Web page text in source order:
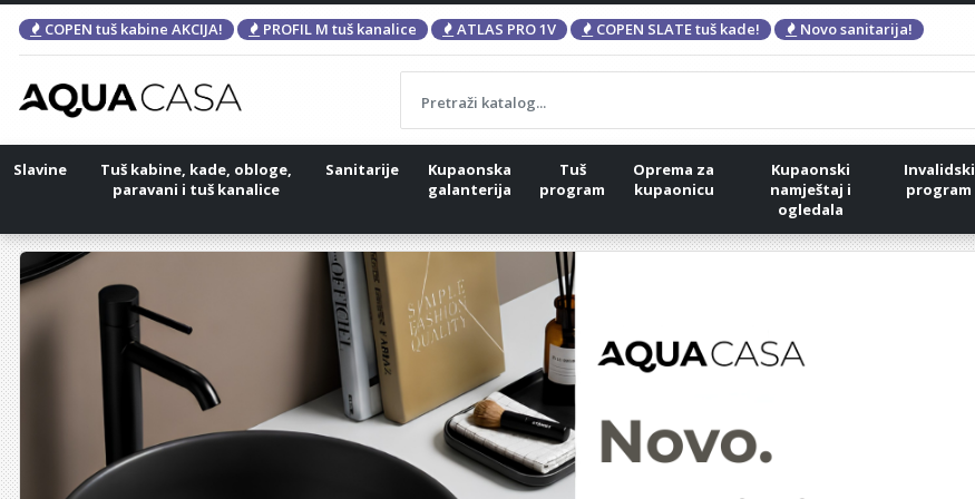
COPEN tuš kabine AKCIJA! PROFIL M tuš kanalice ATLAS PRO 1V COPEN SLATE tuš kade! Novo sanitarija!
Slavine
Tuš kabine, kade, obloge,
paravani i tuš kanalice
Sanitarije
Kupaonska
galanterija
Tuš
program
Oprema za
kupaonicu
Kupaonski
namještaj i
ogledala
Invalidski
program